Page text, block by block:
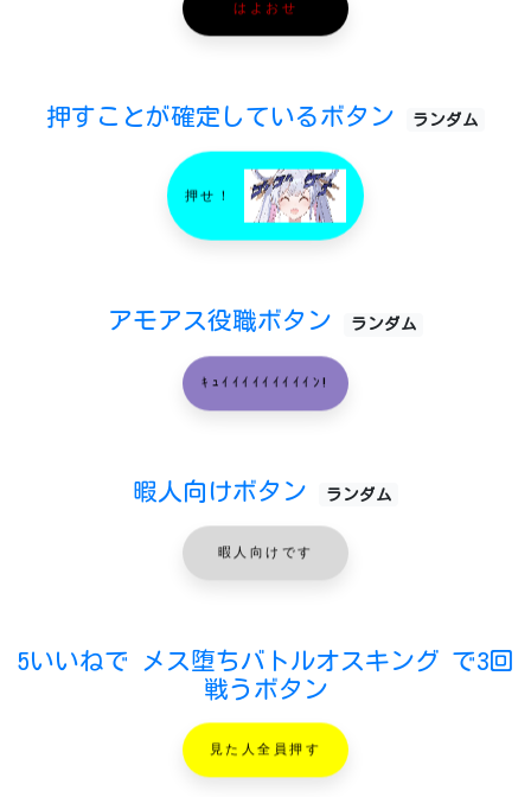
はよおせ
押すことが確定しているボタン ランダム
押せ！
アモアス役職ボタン ランダム
ｷｭｲｲｲｲｲｲｲｲｲﾝ!
暇人向けボタン ランダム
暇人向けです
5いいねで メス堕ちバトルオスキング で3回
戦うボタン
見た人全員押す